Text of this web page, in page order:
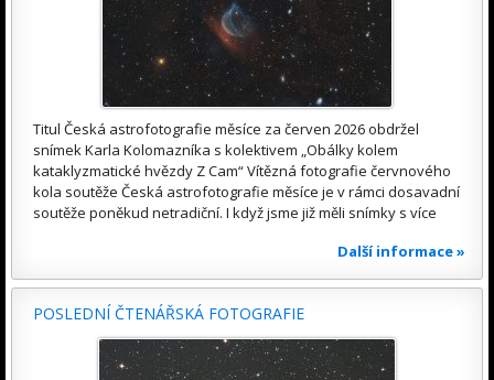
Titul Česká astrofotografie měsíce za červen 2026 obdržel
snímek Karla Kolomazníka s kolektivem „Obálky kolem
kataklyzmatické hvězdy Z Cam“ Vítězná fotografie červnového
kola soutěže Česká astrofotografie měsíce je v rámci dosavadní
soutěže poněkud netradiční. I když jsme již měli snímky s více
Další informace »
POSLEDNÍ ČTENÁŘSKÁ FOTOGRAFIE